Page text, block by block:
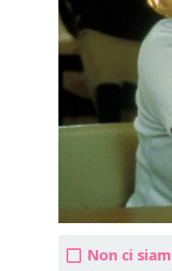
Non ci